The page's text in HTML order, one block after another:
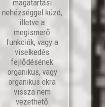
magatartási
nehézséggel küzd,
illetve a
megismerő
funkciók, vagy a
viselkedés
fejlődésének
organikus, vagy
organikus okra
vissza nem
vezethető